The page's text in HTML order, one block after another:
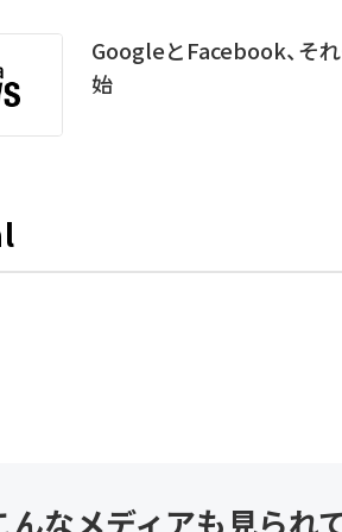
GoogleとFacebook、そ
始
んなメディアも見られ